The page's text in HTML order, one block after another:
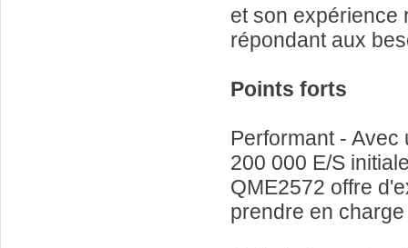
et son expérience
répondant aux
Points forts
Performant -
200 000 E/S
QME2572 offre
prendre en